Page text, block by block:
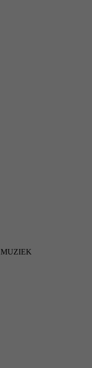
MUZIEK